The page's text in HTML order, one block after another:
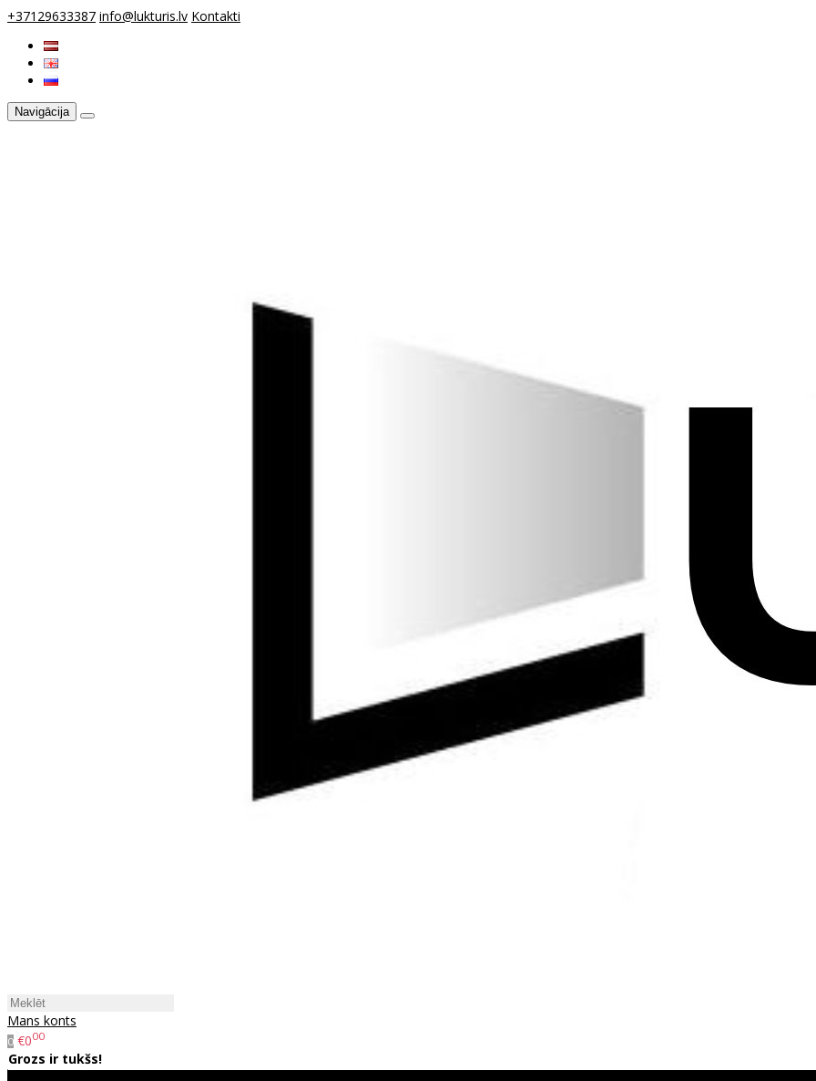
+37129633387 info@lukturis.lv Kontakti
Navigācija
Mans konts
0 €000
Grozs ir tukšs!